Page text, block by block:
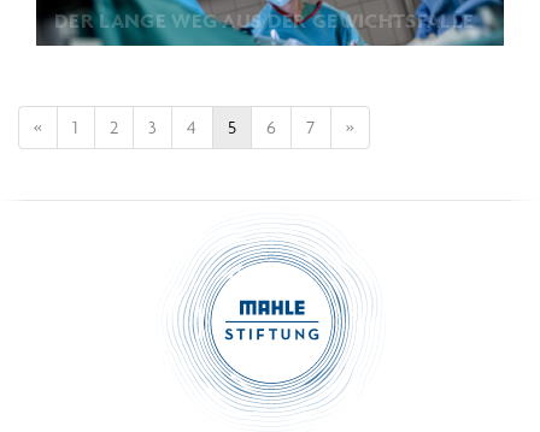
DER LANGE WEG AUS DER GEWICHTSFALLE
« 1 2 3 4 5 6 7 »